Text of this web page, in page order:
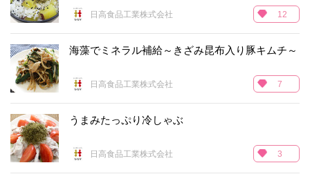
日高食品工業株式会社 12
海藻でミネラル補給～きざみ昆布入り豚キムチ～
日高食品工業株式会社 7
うまみたっぷり冷しゃぶ
日高食品工業株式会社 3